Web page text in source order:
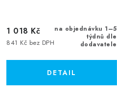
k
t
ů
na objednávku 1–5
týdnů dle
dodavatele
841 Kč bez DPH
1 018 Kč